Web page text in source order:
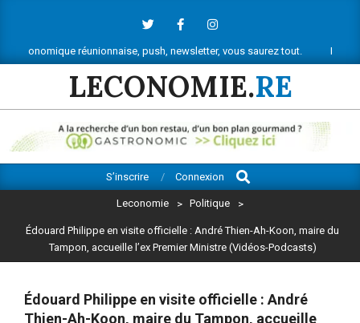
contentréunionnaise, push, newsletter, vous saurez tout. Ne manquez rien
LECONOMIE.RE
Navigation
S’inscrire Connexion
Search
Leconomie > Politique >
Édouard Philippe en visite officielle : André Thien-Ah-Koon, maire du
Tampon, accueille l’ex Premier Ministre (Vidéos-Podcasts)
Édouard Philippe en visite officielle : André
Thien-Ah-Koon, maire du Tampon, accueille